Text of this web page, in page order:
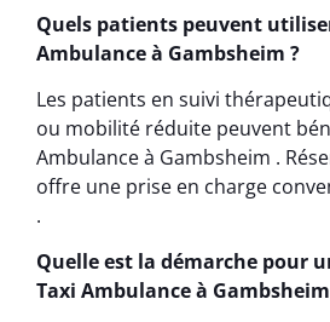
Quels patients peuvent
Ambulance à Gambsheim ?
Les patients en suivi
ou mobilité réduite peuvent
Ambulance à Gambsheim .
offre une prise en charge
.
Quelle est la démarche pour
Taxi Ambulance à